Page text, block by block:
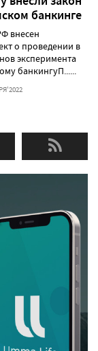
банкинге
внесен
о проведении в
эксперимента
банкингуП......